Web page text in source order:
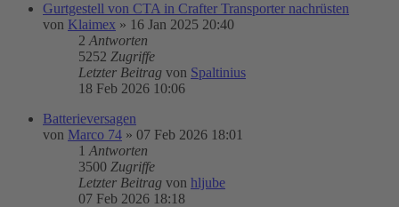
Gurtgestell von CTA in Crafter Transporter nachrüsten
von Klaimex » 16 Jan 2025 20:40
2 Antworten
5252 Zugriffe
Letzter Beitrag von Spaltinius
18 Feb 2026 10:06
Batterieversagen
von Marco 74 » 07 Feb 2026 18:01
1 Antworten
3500 Zugriffe
Letzter Beitrag von hljube
07 Feb 2026 18:18